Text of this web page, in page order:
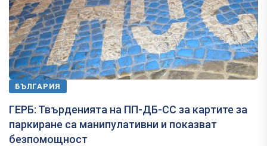
БЪЛГАРИЯ
ГЕРБ: Твърденията на ПП-ДБ-СС за картите за
паркиране са манипулативни и показват
безпомощност